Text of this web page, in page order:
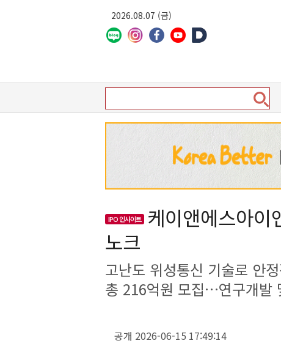
2026.08.07 (금)
IPO 인사이트
케이앤에스아이
노크
고난도 위성통신 기술로 안
총 216억원 모집…연구개발
공개 2026-06-15 17:49:14